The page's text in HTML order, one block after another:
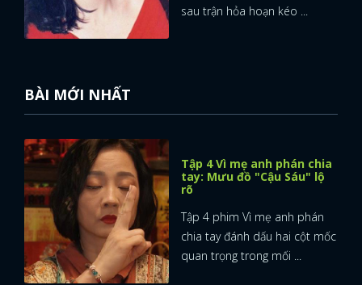
sau trận hỏa hoạn kéo ...
BÀI MỚI NHẤT
Tập 4 Vì mẹ anh phán chia
tay: Mưu đồ "Cậu Sáu" lộ
rõ
Tập 4 phim Vì mẹ anh phán
chia tay đánh dấu hai cột mốc
quan trọng trong mối ...